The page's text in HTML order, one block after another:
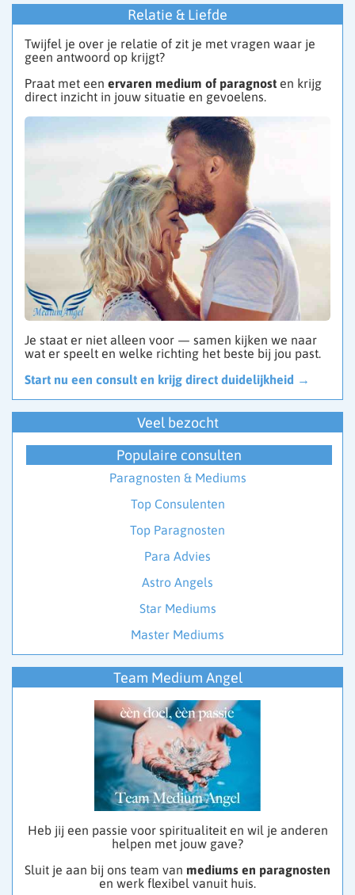
Relatie & Liefde
Twijfel je over je relatie of zit je met vragen waar je
geen antwoord op krijgt?
Praat met een ervaren medium of paragnost en krijg
direct inzicht in jouw situatie en gevoelens.
Je staat er niet alleen voor — samen kijken we naar
wat er speelt en welke richting het beste bij jou past.
Start nu een consult en krijg direct duidelijkheid →
Veel bezocht
Populaire consulten
Paragnosten & Mediums
Top Consulenten
Top Paragnosten
Para Advies
Astro Angels
Star Mediums
Master Mediums
Team Medium Angel
Heb jij een passie voor spiritualiteit en wil je anderen
helpen met jouw gave?
Sluit je aan bij ons team van mediums en paragnosten
en werk flexibel vanuit huis.